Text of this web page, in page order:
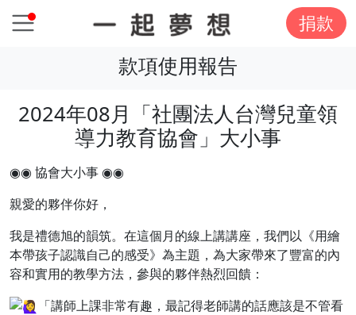
捐款
款項使用報告
2024年08月「社團法人台灣兒童領
導力教育協會」大小事
◉◉ 協會大小事 ◉◉
親愛的夥伴你好，
我是禮德旭的韻筑。在這個月的線上講講座，我們以 《用繪
本帶孩子認識自己的感受》為主題， 為大家帶來了豐富的內
容和實用的教學方法，參與的夥伴熱烈回饋：
「講師上課非常有趣，最記得老師講的話應該是不管看